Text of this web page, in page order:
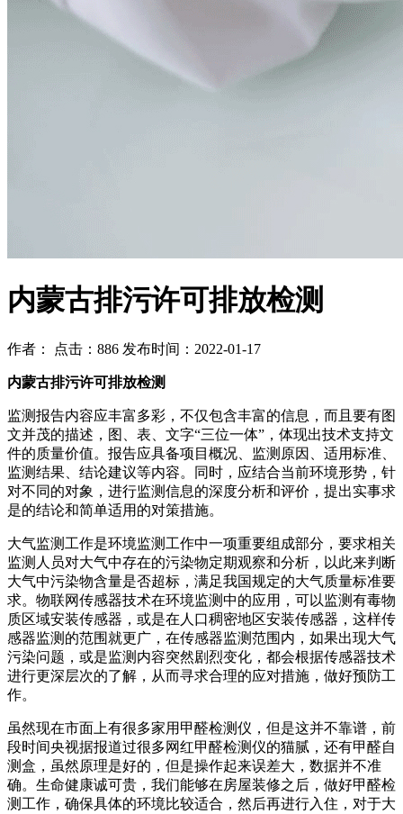
内蒙古排污许可排放检测
作者： 点击：886 发布时间：2022-01-17
内蒙古排污许可排放检测
监测报告内容应丰富多彩，不仅包含丰富的信息，而且要有图
文并茂的描述，图、表、文字“三位一体”，体现出技术支持文
件的质量价值。报告应具备项目概况、监测原因、适用标准、
监测结果、结论建议等内容。同时，应结合当前环境形势，针
对不同的对象，进行监测信息的深度分析和评价，提出实事求
是的结论和简单适用的对策措施。
大气监测工作是环境监测工作中一项重要组成部分，要求相关
监测人员对大气中存在的污染物定期观察和分析，以此来判断
大气中污染物含量是否超标，满足我国规定的大气质量标准要
求。物联网传感器技术在环境监测中的应用，可以监测有毒物
质区域安装传感器，或是在人口稠密地区安装传感器，这样传
感器监测的范围就更广，在传感器监测范围内，如果出现大气
污染问题，或是监测内容突然剧烈变化，都会根据传感器技术
进行更深层次的了解，从而寻求合理的应对措施，做好预防工
作。
虽然现在市面上有很多家用甲醛检测仪，但是这并不靠谱，前
段时间央视据报道过很多网红甲醛检测仪的猫腻，还有甲醛自
测盒，虽然原理是好的，但是操作起来误差大，数据并不准
确。生命健康诚可贵，我们能够在房屋装修之后，做好甲醛检
测工作，确保具体的环境比较适合，然后再进行入住，对于大